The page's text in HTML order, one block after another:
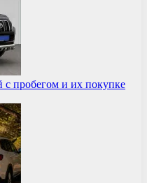
с пробегом и их покупке